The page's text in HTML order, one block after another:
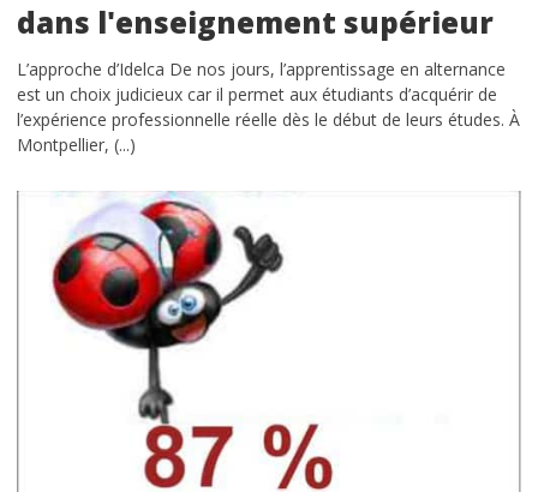
dans l'enseignement supérieur
L’approche d’Idelca De nos jours, l’apprentissage en alternance
est un choix judicieux car il permet aux étudiants d’acquérir de
l’expérience professionnelle réelle dès le début de leurs études. À
Montpellier, (...)